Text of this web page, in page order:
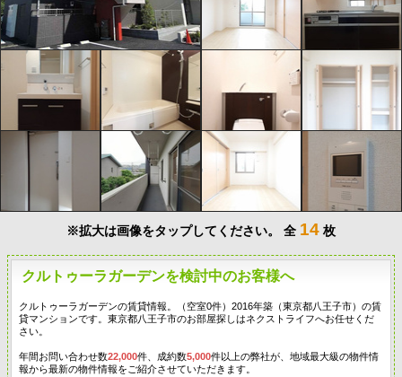
※拡大は画像をタップしてください。 全 14 枚
クルトゥーラガーデンを検討中のお客様へ
クルトゥーラガーデンの賃貸情報。（空室0件）2016年築（東京都八王子市）の賃
貸マンションです。東京都八王子市のお部屋探しはネクストライフへお任せくだ
さい。
年間お問い合わせ数22,000件、成約数5,000件以上の弊社が、地域最大級の物件情
報から最新の物件情報をご紹介させていただきます。